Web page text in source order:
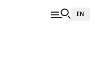
EN